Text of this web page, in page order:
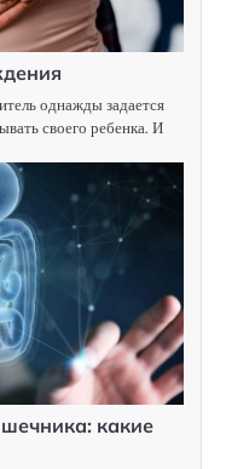
однажды задается
своего ребенка. И
какие